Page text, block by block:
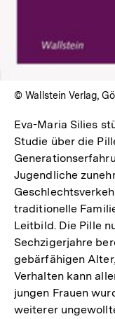
© Wallstein Verlag,
Eva-Maria Silies
Studie über die
Jugendliche
traditionelle
Leitbild. Die Pille
Sechzigerjahre
gebärfähigen
Verhalten kann
jungen Frauen
weiterer